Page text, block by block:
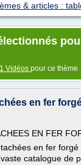
& articles :
1 Vidéos pour ce thème
en fer
EN FER
en fer
catalogue de